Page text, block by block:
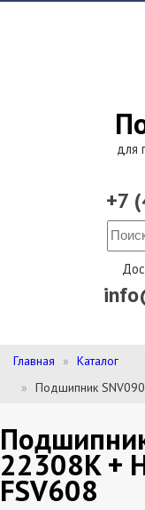
для
+7
Главная
Каталог
Подшипник
22308K +
FSV608